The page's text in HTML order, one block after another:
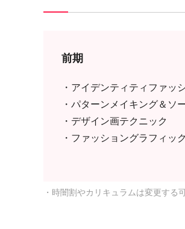
前期
・アイデンティティファッ
・パターンメイキング＆ソ
・デザイン画テクニック
・ファッショングラフィック
・時闇割やカリキュラムは変更する